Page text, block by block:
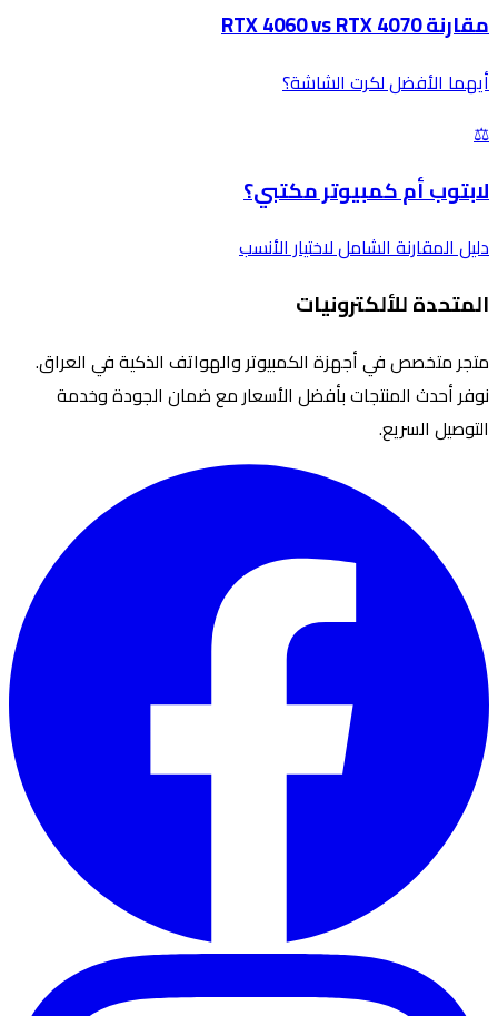
مقارنة RTX 4060 vs RTX 4070
أيهما الأفضل لكرت الشاشة؟
⚖️
لابتوب أم كمبيوتر مكتبي؟
دليل المقارنة الشامل لاختيار الأنسب
المتحدة للألكترونيات
متجر متخصص في أجهزة الكمبيوتر والهواتف الذكية في العراق.
نوفر أحدث المنتجات بأفضل الأسعار مع ضمان الجودة وخدمة
التوصيل السريع.